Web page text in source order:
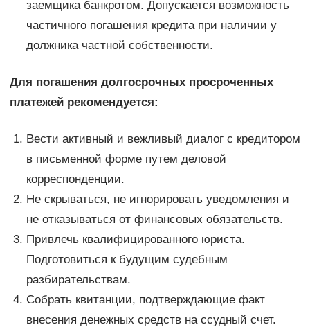
заемщика банкротом. Допускается возможность
частичного погашения кредита при наличии у
должника частной собственности.
Для погашения долгосрочных просроченных
платежей рекомендуется:
Вести активный и вежливый диалог с кредитором
в письменной форме путем деловой
корреспонденции.
Не скрываться, не игнорировать уведомления и
не отказываться от финансовых обязательств.
Привлечь квалифицированного юриста.
Подготовиться к будущим судебным
разбирательствам.
Собрать квитанции, подтверждающие факт
внесения денежных средств на ссудный счет.